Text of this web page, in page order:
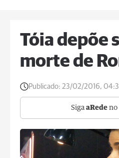
Tóia depõe
morte de
Publicado: 23/02/2016,
Siga aRede no